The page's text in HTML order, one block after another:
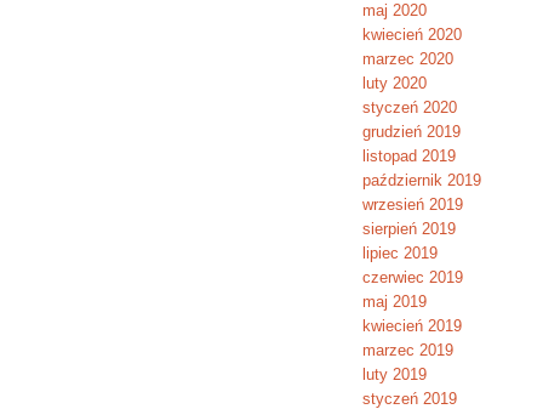
maj 2020
kwiecień 2020
marzec 2020
luty 2020
styczeń 2020
grudzień 2019
listopad 2019
październik 2019
wrzesień 2019
sierpień 2019
lipiec 2019
czerwiec 2019
maj 2019
kwiecień 2019
marzec 2019
luty 2019
styczeń 2019